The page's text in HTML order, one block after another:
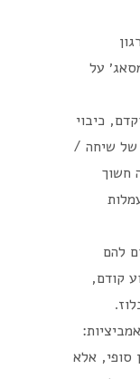
על
כיבוי
של שיחה /
חשוך
להם
קודם,
סופי, אלא